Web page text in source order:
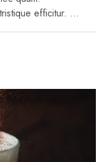
efficitur. …